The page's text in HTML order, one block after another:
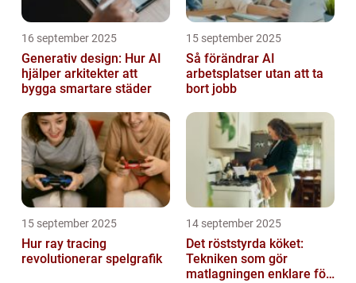
16 september 2025
Generativ design: Hur AI
hjälper arkitekter att
bygga smartare städer
15 september 2025
Så förändrar AI
arbetsplatser utan att ta
bort jobb
15 september 2025
Hur ray tracing
revolutionerar spelgrafik
14 september 2025
Det röststyrda köket:
Tekniken som gör
matlagningen enklare för